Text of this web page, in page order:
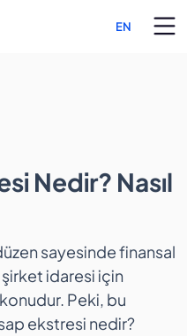
EN
Nedir? Nasıl
sayesinde finansal
idaresi için
Peki, bu
ekstresi nedir?